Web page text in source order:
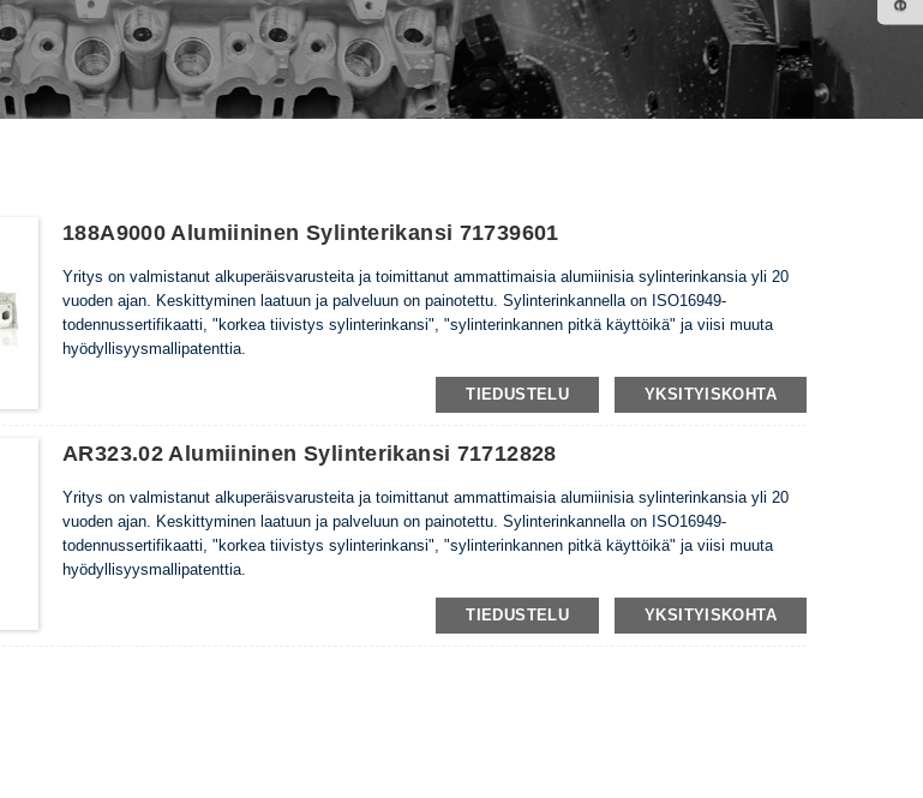
188A9000 Alumiininen Sylinterikansi 71739601
Yritys on valmistanut alkuperäisvarusteita ja toimittanut ammattimaisia ​​alumiinisia sylinterinkansia yli 20
vuoden ajan. Keskittyminen laatuun ja palveluun on painotettu. Sylinterinkannella on ISO16949-
todennussertifikaatti, "korkea tiivistys sylinterinkansi", "sylinterinkannen pitkä käyttöikä" ja viisi muuta
hyödyllisyysmallipatenttia.
TIEDUSTELU YKSITYISKOHTA
AR323.02 Alumiininen Sylinterikansi 71712828
Yritys on valmistanut alkuperäisvarusteita ja toimittanut ammattimaisia ​​alumiinisia sylinterinkansia yli 20
vuoden ajan. Keskittyminen laatuun ja palveluun on painotettu. Sylinterinkannella on ISO16949-
todennussertifikaatti, "korkea tiivistys sylinterinkansi", "sylinterinkannen pitkä käyttöikä" ja viisi muuta
hyödyllisyysmallipatenttia.
TIEDUSTELU YKSITYISKOHTA